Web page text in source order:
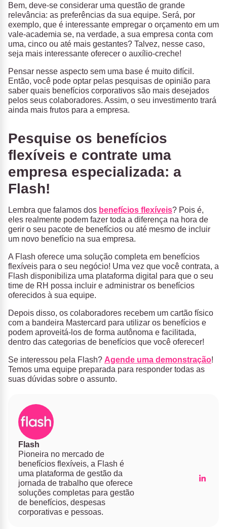
Bem, deve-se considerar uma questão de grande
relevância: as preferências da sua equipe. Será, por
exemplo, que é interessante empregar o orçamento em um
vale-academia se, na verdade, a sua empresa conta com
uma, cinco ou até mais gestantes? Talvez, nesse caso,
seja mais interessante oferecer o auxílio-creche!
Pensar nesse aspecto sem uma base é muito difícil.
Então, você pode optar pelas pesquisas de opinião para
saber quais benefícios corporativos são mais desejados
pelos seus colaboradores. Assim, o seu investimento trará
ainda mais frutos para a empresa.
Pesquise os benefícios
flexíveis e contrate uma
empresa especializada: a
Flash!
Lembra que falamos dos benefícios flexíveis? Pois é,
eles realmente podem fazer toda a diferença na hora de
gerir o seu pacote de benefícios ou até mesmo de incluir
um novo benefício na sua empresa.
A Flash oferece uma solução completa em benefícios
flexíveis para o seu negócio! Uma vez que você contrata, a
Flash disponibiliza uma plataforma digital para que o seu
time de RH possa incluir e administrar os benefícios
oferecidos à sua equipe.
Depois disso, os colaboradores recebem um cartão físico
com a bandeira Mastercard para utilizar os benefícios e
podem aproveitá-los de forma autônoma e facilitada,
dentro das categorias de benefícios que você oferecer!
Se interessou pela Flash? Agende uma demonstração!
Temos uma equipe preparada para responder todas as
suas dúvidas sobre o assunto.
Flash
Pioneira no mercado de
benefícios flexíveis, a Flash é
uma plataforma de gestão da
jornada de trabalho que oferece
soluções completas para gestão
de benefícios, despesas
corporativas e pessoas.